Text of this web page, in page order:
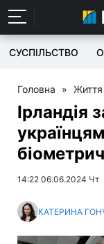
СУСПІЛЬСТВО
Головна » Життя
Ірландія
14:22 06.06.2024 Чт
КАТЕРИНА